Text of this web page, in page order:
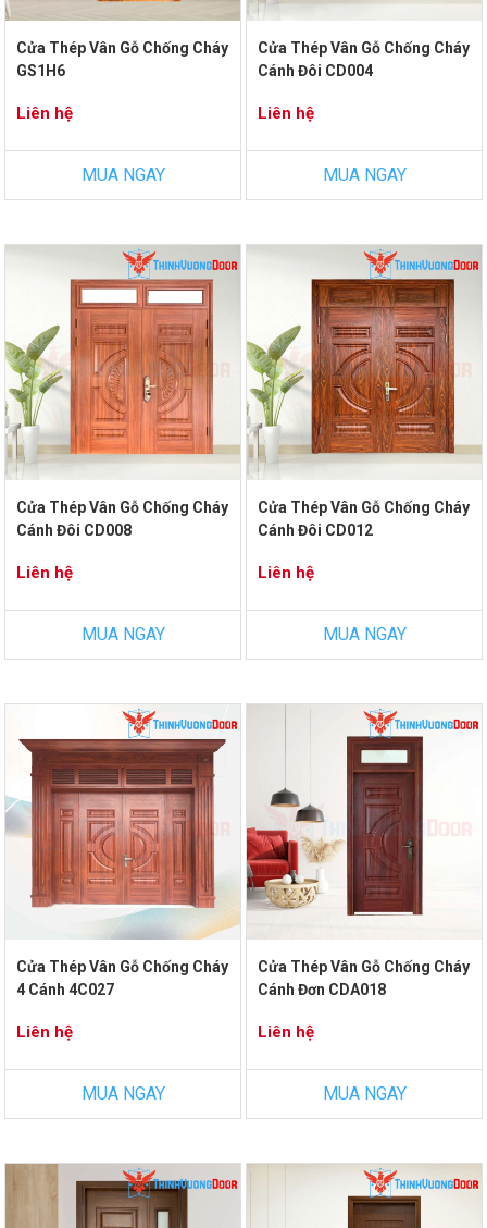
Cửa Thép Vân Gỗ Chống Cháy
GS1H6
Liên hệ
MUA NGAY
Cửa Thép Vân Gỗ Chống Cháy
Cánh Đôi CD004
Liên hệ
MUA NGAY
Cửa Thép Vân Gỗ Chống Cháy
Cánh Đôi CD008
Liên hệ
MUA NGAY
Cửa Thép Vân Gỗ Chống Cháy
Cánh Đôi CD012
Liên hệ
MUA NGAY
Cửa Thép Vân Gỗ Chống Cháy
4 Cánh 4C027
Liên hệ
MUA NGAY
Cửa Thép Vân Gỗ Chống Cháy
Cánh Đơn CDA018
Liên hệ
MUA NGAY